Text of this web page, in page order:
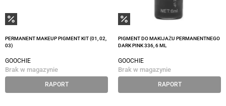
PERMANENT MAKEUP PIGMENT KIT (01, 02,
03)
GOOCHIE
Brak w magazynie
RAPORT
PIGMENT DO MAKIJAŻU PERMANENTNEGO
DARK PINK 336, 6 ML
GOOCHIE
Brak w magazynie
RAPORT